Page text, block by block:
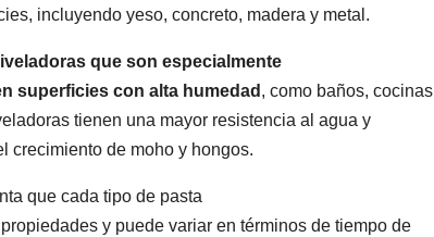
incluyendo yeso, concreto, madera y metal.
que son especialmente
superficies con alta humedad , como baños, cocinas
tienen una mayor resistencia al agua y
crecimiento de moho y hongos.
que cada tipo de pasta
y puede variar en términos de tiempo de